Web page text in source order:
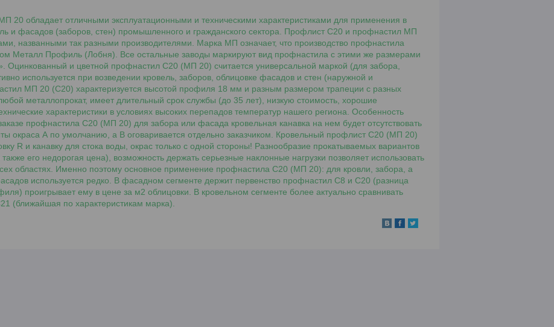
20 обладает отличными эксплуатационными и техническими характеристиками для применения в
и фасадов (заборов, стен) промышленного и гражданского сектора. Профлист С20 и профнастил МП
названными так разными производителями. Марка МП означает, что производство профнастила
Металл Профиль (Лобня). Все остальные заводы маркируют вид профнастила с этими же размерами
Оцинкованный и цветной профнастил С20 (МП 20) считается универсальной маркой (для забора,
используется при возведении кровель, заборов, облицовке фасадов и стен (наружной и
МП 20 (С20) характеризуется высотой профиля 18 мм и разным размером трапеции с разных
металлопрокат, имеет длительный срок службы (до 35 лет), низкую стоимость, хорошие
характеристики в условиях высоких перепадов температур нашего региона. Особенность
профнастила С20 (МП 20) для забора или фасада кровельная канавка на нем будет отсутствовать
окраса А по умолчанию, а В оговаривается отдельно заказчиком. Кровельный профлист С20 (МП 20)
R и канавку для стока воды, окрас только с одной стороны! Разнообразие прокатываемых вариантов
его недорогая цена), возможность держать серьезные наклонные нагрузки позволяет использовать
областях. Именно поэтому основное применение профнастила С20 (МП 20): для кровли, забора, а
используется редко. В фасадном сегменте держит первенство профнастил С8 и С20 (разница
проигрывает ему в цене за м2 облицовки. В кровельном сегменте более актуально сравнивать
(ближайшая по характеристикам марка).